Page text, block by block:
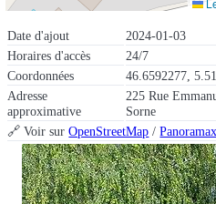
Date d'ajout
2024-01-03
Horaires d'accès
24/7
Coordonnées
46.6592277,
Adresse
approximative
225 Rue
Sorne
🔗 Voir surOpenStreetMap /Panoramax